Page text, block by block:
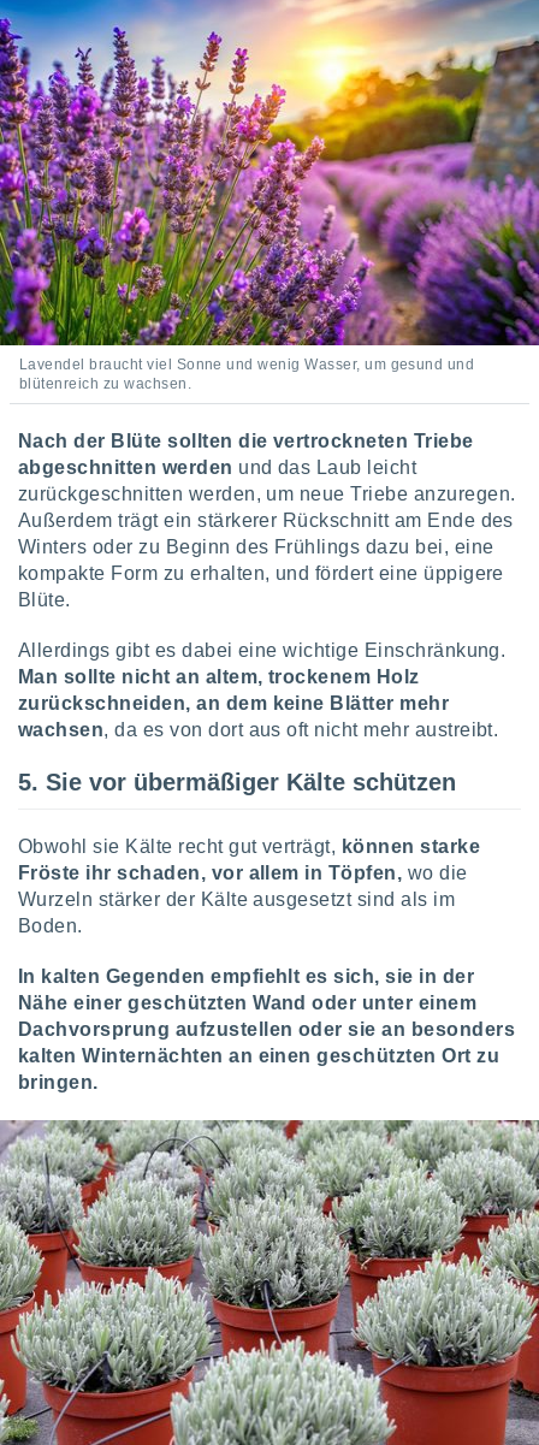
Lavendel braucht viel Sonne und wenig Wasser, um gesund und
blütenreich zu wachsen.
Nach der Blüte sollten die vertrockneten Triebe
abgeschnitten werden und das Laub leicht
zurückgeschnitten werden, um neue Triebe anzuregen.
Außerdem trägt ein stärkerer Rückschnitt am Ende des
Winters oder zu Beginn des Frühlings dazu bei, eine
kompakte Form zu erhalten, und fördert eine üppigere
Blüte.
Allerdings gibt es dabei eine wichtige Einschränkung.
Man sollte nicht an altem, trockenem Holz
zurückschneiden, an dem keine Blätter mehr
wachsen, da es von dort aus oft nicht mehr austreibt.
5. Sie vor übermäßiger Kälte schützen
Obwohl sie Kälte recht gut verträgt, können starke
Fröste ihr schaden, vor allem in Töpfen, wo die
Wurzeln stärker der Kälte ausgesetzt sind als im
Boden.
In kalten Gegenden empfiehlt es sich, sie in der
Nähe einer geschützten Wand oder unter einem
Dachvorsprung aufzustellen oder sie an besonders
kalten Winternächten an einen geschützten Ort zu
bringen.